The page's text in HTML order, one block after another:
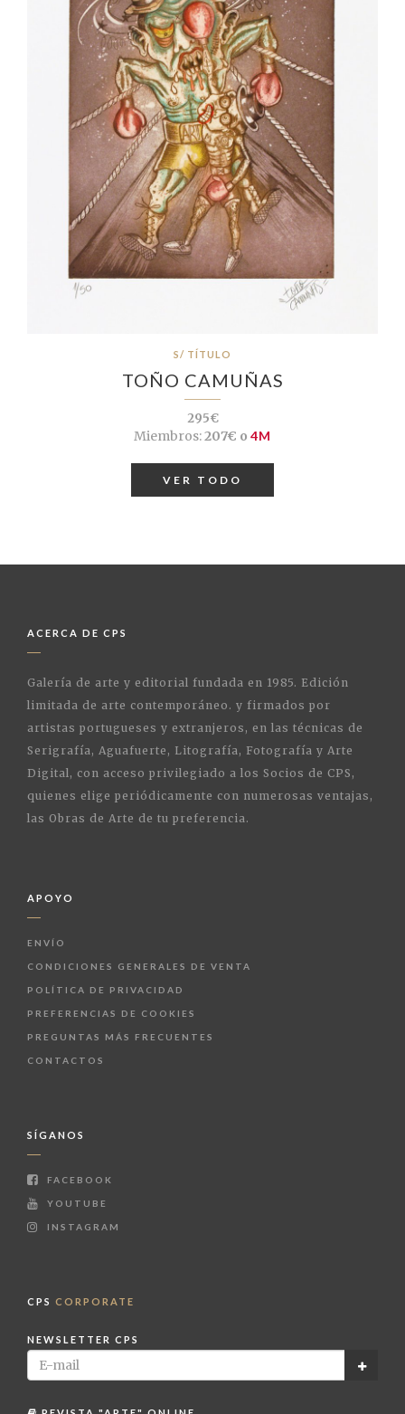
S/ TÍTULO
TOÑO CAMUÑAS
295€
Miembros:207€ o 4M
VER TODO
ACERCA DE CPS
Galería de arte y editorial fundada en 1985. Edición
limitada de arte contemporáneo. y firmados por
artistas portugueses y extranjeros, en las técnicas de
Serigrafía, Aguafuerte, Litografía, Fotografía y Arte
Digital, con acceso privilegiado a los Socios de CPS,
quienes elige periódicamente con numerosas ventajas,
las Obras de Arte de tu preferencia.
APOYO
ENVÍO
CONDICIONES GENERALES DE VENTA
POLÍTICA DE PRIVACIDAD
PREFERENCIAS DE COOKIES
PREGUNTAS MÁS FRECUENTES
CONTACTOS
SÍGANOS
FACEBOOK
YOUTUBE
INSTAGRAM
CPS CORPORATE
NEWSLETTER CPS